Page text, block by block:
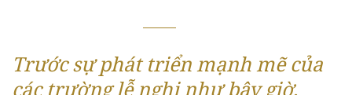
Trước sự phát triển mạnh mẽ của
các trường lễ nghi như bây giờ,